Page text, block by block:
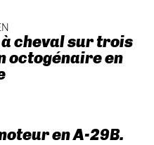
cheval sur trois
octogénaire en
en A-29B.